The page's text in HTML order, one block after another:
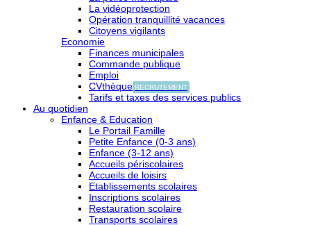
La vidéoprotection
Opération tranquillité vacances
Citoyens vigilants
Economie
Finances municipales
Commande publique
Emploi
CVthèque RECRUTEMENT
Tarifs et taxes des services publics
Au quotidien
Enfance & Education
Le Portail Famille
Petite Enfance (0-3 ans)
Enfance (3-12 ans)
Accueils périscolaires
Accueils de loisirs
Etablissements scolaires
Inscriptions scolaires
Restauration scolaire
Transports scolaires